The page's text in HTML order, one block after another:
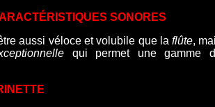
SONORES
aussi véloce et volubile que laflûte,
qui permet une gamme